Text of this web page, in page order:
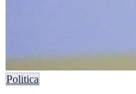
Politica